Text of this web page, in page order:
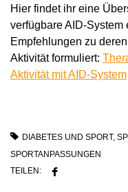
Hier findet ihr eine
verfügbare AID-
Empfehlungen zu
Aktivität formuliert:
Aktivität mit AID-System
DIABETES UND SPORT,
SPORTANPASSUNGEN
TEILEN: